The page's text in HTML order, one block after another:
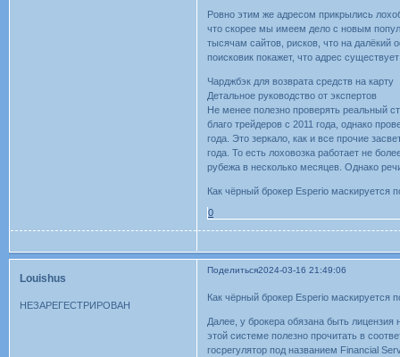
Ровно этим же адресом прикрылись
что скорее мы имеем дело с новым
тысячам сайтов, рисков, что на далёкий
поисковик покажет, что адрес
Чарджбэк для возврата средств на карту
Детальное руководство от экспертов
Не менее полезно проверять реальный
благо трейдеров с 2011 года, однако
года. Это зеркало, как и все прочие
года. То есть лоховозка работает не
рубежа в несколько месяцев. Однако
Как чёрный брокер Esperio маскируется
0
Поделиться2024-03-16 21:49:06
Louishus
НЕЗАРЕГЕСТРИРОВАН
Как чёрный брокер Esperio маскируется
Далее, у брокера обязана быть
этой системе полезно прочитать в
госрегулятор под названием Financial